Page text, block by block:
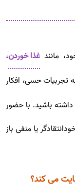
مانند غذا خوردن،
تجربیات حسی، افکار
باشید. با حضور
یا منفی باز
می کند؟